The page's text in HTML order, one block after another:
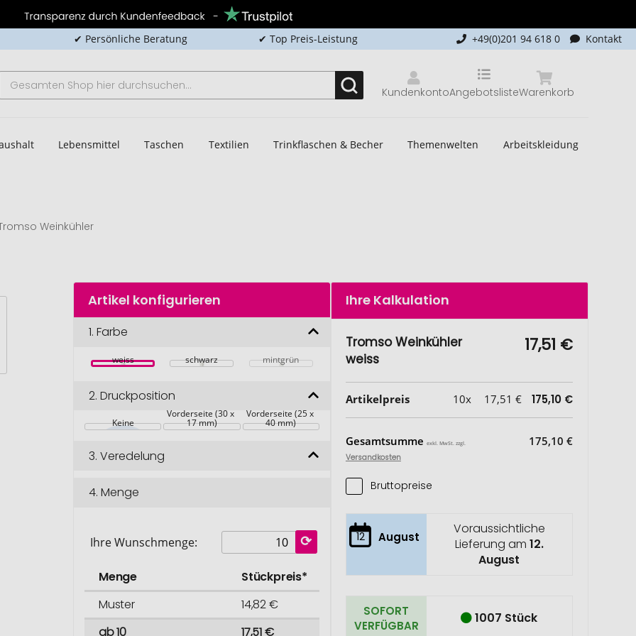
✔ Persönliche Beratung ✔ Top Preis-Leistung +49(0)201 94 618 0 Kontakt
Kundenkonto Warenkorb
Angebotsliste
Lebensmittel Taschen Textilien Trinkflaschen & Becher Themenwelten Arbeitskleidung
Weinkühler
Artikel konfigurieren
1.Farbe
weiss schwarz mintgrün
2.Druckposition
Keine
Vorderseite (30 x
17 mm)
Vorderseite (25 x
40 mm)
3.Veredelung
4.Menge
Ihre Wunschmenge:
Menge
Stückpreis*
Muster
14,82 €
ab 10
17,51 €
Ihre Kalkulation
Tromso Weinkühler
weiss
17,51 €
Artikelpreis 10x 17,51 € 175,10 €
Gesamtsumme exkl. MwSt. zzgl.
Versandkosten
175,10 €
Bruttopreise
12 August
Voraussichtliche
Lieferung am 12.
August
SOFORT
VERFÜGBAR
1007 Stück